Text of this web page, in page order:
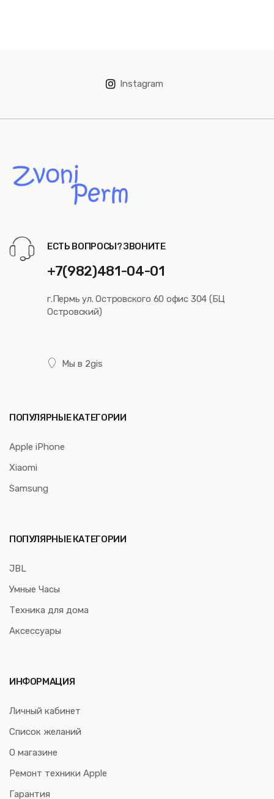
Instagram
ЕСТЬ ВОПРОСЫ? ЗВОНИТЕ
+7(982)481-04-01
г.Пермь ул. Островского 60 офис 304 (БЦ
Островский)
Мы в 2gis
ПОПУЛЯРНЫЕ КАТЕГОРИИ
Apple iPhone
Xiaomi
Samsung
ПОПУЛЯРНЫЕ КАТЕГОРИИ
JBL
Умные Часы
Техника для дома
Аксессуары
ИНФОРМАЦИЯ
Личный кабинет
Список желаний
О магазине
Ремонт техники Apple
Гарантия